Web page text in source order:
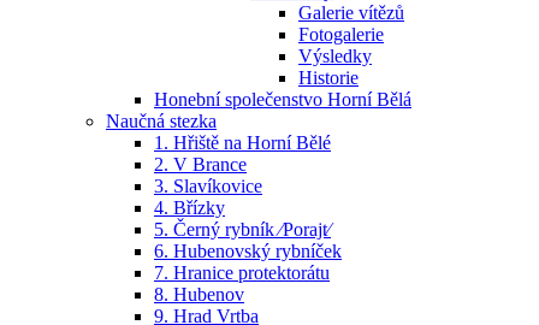
Galerie vítězů
Fotogalerie
Výsledky
Historie
Honební společenstvo Horní Bělá
Naučná stezka
1. Hřiště na Horní Bělé
2. V Brance
3. Slavíkovice
4. Břízky
5. Černý rybník ⁄Porajt⁄
6. Hubenovský rybníček
7. Hranice protektorátu
8. Hubenov
9. Hrad Vrtba